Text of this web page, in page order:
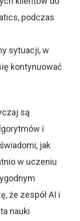
podczas
sytuacji, w
kontynuować
są
i
jak
w uczeniu
że zespół AI i
nauki